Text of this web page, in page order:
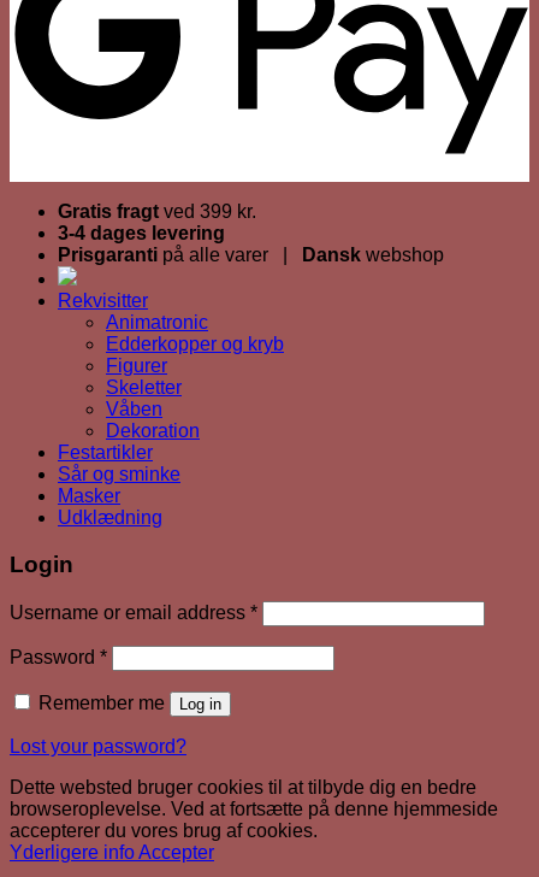
Gratis fragt ved 399 kr.
3-4 dages levering
Prisgaranti på alle varer | Dansk webshop
Rekvisitter
Animatronic
Edderkopper og kryb
Figurer
Skeletter
Våben
Dekoration
Festartikler
Sår og sminke
Masker
Udklædning
Login
Username or email address *Required
Password *Required
Remember me Log in
Lost your password?
Dette websted bruger cookies til at tilbyde dig en bedre
browseroplevelse. Ved at fortsætte på denne hjemmeside
accepterer du vores brug af cookies.
Yderligere infoAccepter